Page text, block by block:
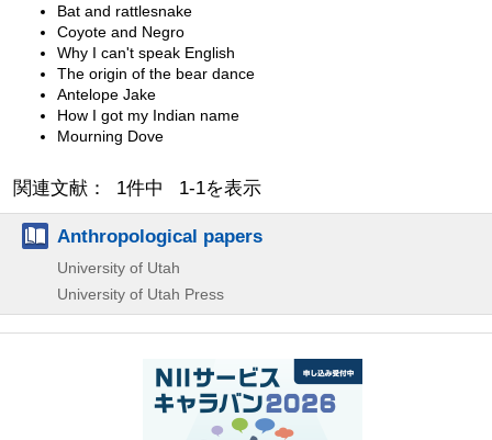
Bat and rattlesnake
Coyote and Negro
Why I can't speak English
The origin of the bear dance
Antelope Jake
How I got my Indian name
Mourning Dove
関連文献： 1件中 1-1を表示
Anthropological papers
University of Utah
University of Utah Press